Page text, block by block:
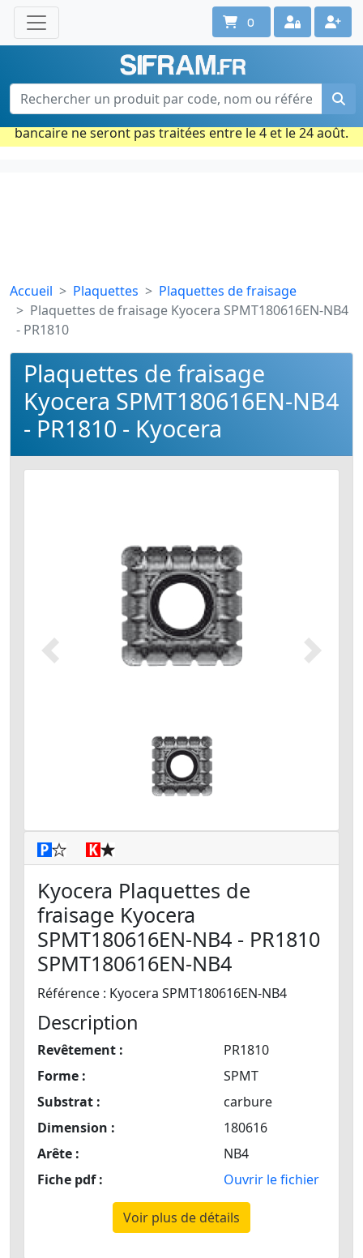
Une question ? Un conseil ?
Contactez-nous au 02 40 92 17 71
Ouvert du lun. au vend. de 08h à 18h
Période estivale : Les commandes prises par carte
bancaire ne seront pas traitées entre le 4 et le 24 août.
0
Accueil Plaquettes
Plaquettes de fraisage
Plaquettes de fraisage Kyocera SPMT180616EN-NB4
- PR1810
Plaquettes de fraisage
Kyocera SPMT180616EN-NB4
- PR1810 - Kyocera
Précédent Suivant
Kyocera Plaquettes de
fraisage Kyocera
SPMT180616EN-NB4 - PR1810
SPMT180616EN-NB4
Référence : Kyocera SPMT180616EN-NB4
Description
Revêtement :
PR1810
Forme :
SPMT
Substrat :
carbure
Dimension :
180616
Arête :
NB4
Fiche pdf :
Ouvrir le fichier
Voir plus de détails